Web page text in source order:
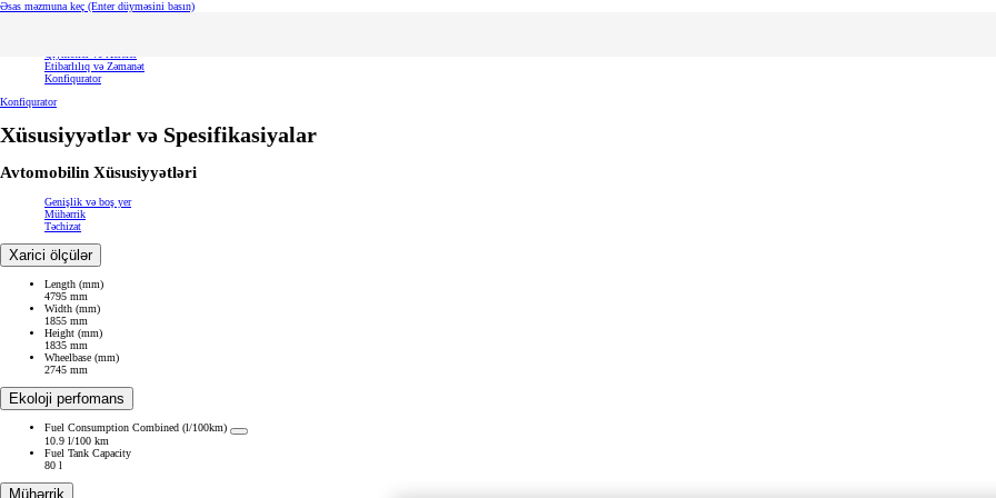
Əsas məzmuna keç (Enter düyməsini basın)
Etibarlılıq və Zəmanət
Konfiqurator
Konfiqurator
Xüsusiyyətlər və Spesifikasiyalar
Avtomobilin Xüsusiyyətləri
Genişlik və boş yer
Mühərrik
Təchizat
Xarici ölçülər
Length (mm)
4795 mm
Width (mm)
1855 mm
Height (mm)
1835 mm
Wheelbase (mm)
2745 mm
Ekoloji perfomans
Fuel Consumption Combined (l/100km)
10.9 l/100 km
Fuel Tank Capacity
80 l
Mühərrik